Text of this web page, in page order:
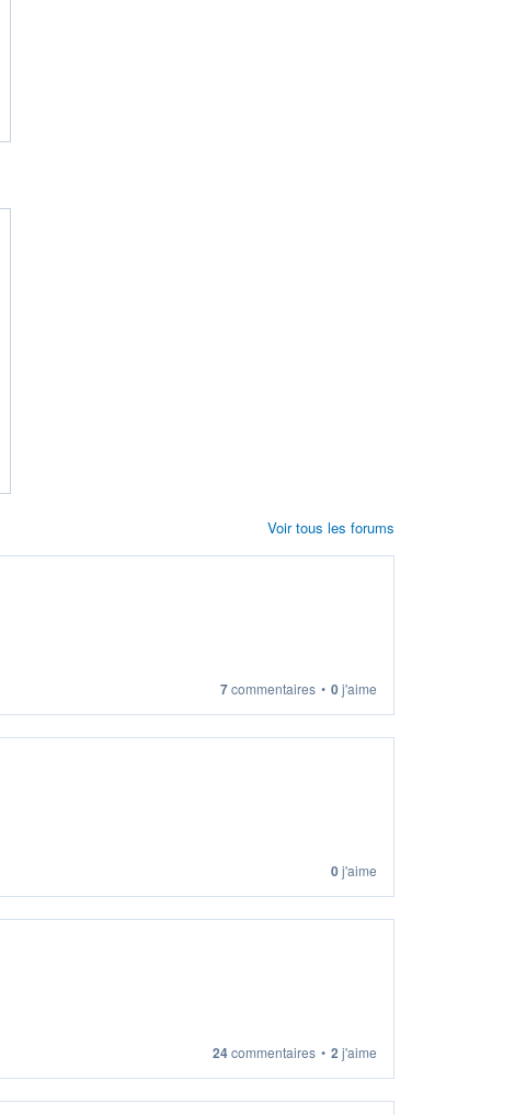
7commentaires • 0j'aime
0j'aime
24commentaires • 2 j'aime
Voir tous les forums